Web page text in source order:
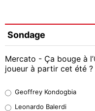
Sondage
Mercato - Ça bouge à
joueur à partir cet été ?
38%
Geoffrey Kondogbia
Leonardo Balerdi